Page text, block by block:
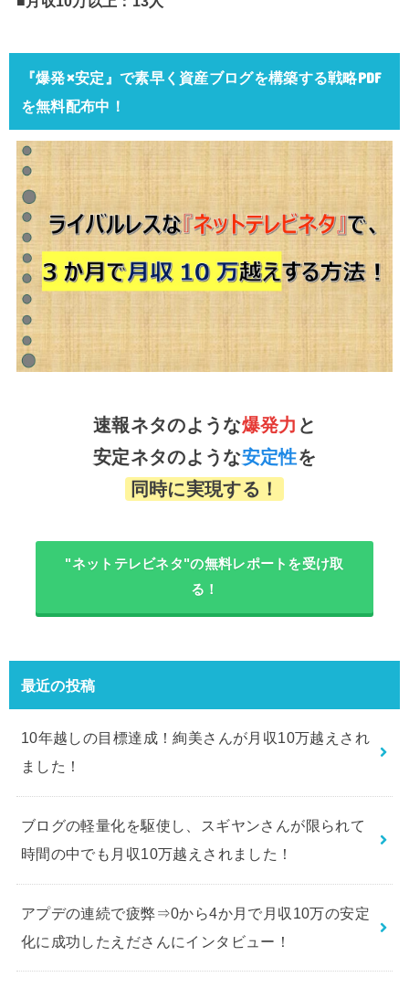
『爆発×安定』で素早く資産ブログを構築する戦略PDF
を無料配布中！
速報ネタのような爆発力 と
安定ネタのような安定性を
同時に実現する！
"ネットテレビネタ"の無料レポートを受け取
る！
最近の投稿
10年越しの目標達成！絢美さんが月収10万越えされ
ました！
ブログの軽量化を駆使し、スギヤンさんが限られて
時間の中でも月収10万越えされました！
アプデの連続で疲弊⇒0から4か月で月収10万の安定
化に成功したえださんにインタビュー！